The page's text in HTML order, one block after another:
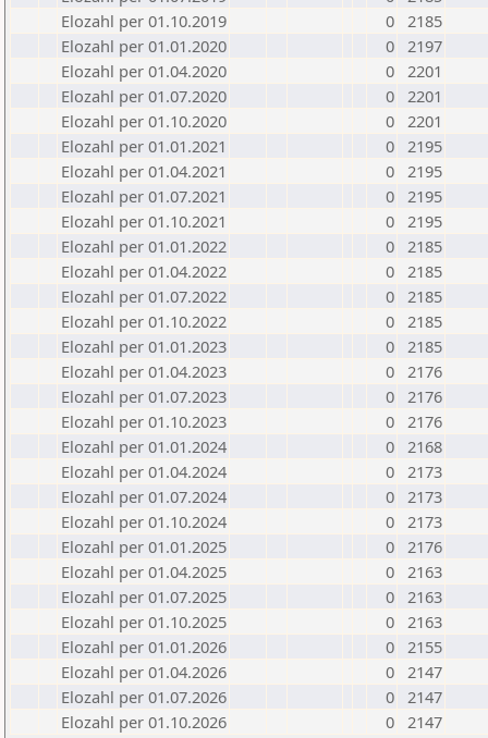
Elozahl per 01.10.2019
0 2185
Elozahl per 01.01.2020
0 2197
Elozahl per 01.04.2020
0 2201
Elozahl per 01.07.2020
0 2201
Elozahl per 01.10.2020
0 2201
Elozahl per 01.01.2021
0 2195
Elozahl per 01.04.2021
0 2195
Elozahl per 01.07.2021
0 2195
Elozahl per 01.10.2021
0 2195
Elozahl per 01.01.2022
0 2185
Elozahl per 01.04.2022
0 2185
Elozahl per 01.07.2022
0 2185
Elozahl per 01.10.2022
0 2185
Elozahl per 01.01.2023
0 2185
Elozahl per 01.04.2023
0 2176
Elozahl per 01.07.2023
0 2176
Elozahl per 01.10.2023
0 2176
Elozahl per 01.01.2024
0 2168
Elozahl per 01.04.2024
0 2173
Elozahl per 01.07.2024
0 2173
Elozahl per 01.10.2024
0 2173
Elozahl per 01.01.2025
0 2176
Elozahl per 01.04.2025
0 2163
Elozahl per 01.07.2025
0 2163
Elozahl per 01.10.2025
0 2163
Elozahl per 01.01.2026
0 2155
Elozahl per 01.04.2026
0 2147
Elozahl per 01.07.2026
0 2147
Elozahl per 01.10.2026
0 2147